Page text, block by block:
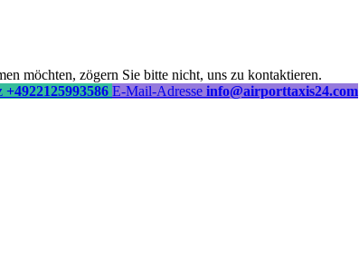
möchten, zögern Sie bitte nicht, uns zu kontaktieren.
+4922125993586 E-Mail-Adresse info@airporttaxis24.com